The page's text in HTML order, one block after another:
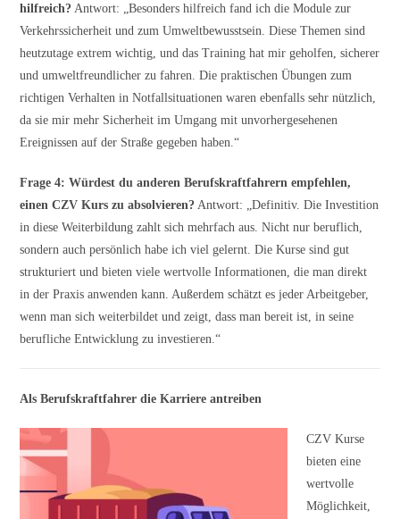
hilfreich? Antwort: „Besonders hilfreich fand ich die Module zur
Verkehrssicherheit und zum Umweltbewusstsein. Diese Themen sind
heutzutage extrem wichtig, und das Training hat mir geholfen, sicherer
und umweltfreundlicher zu fahren. Die praktischen Übungen zum
richtigen Verhalten in Notfallsituationen waren ebenfalls sehr nützlich,
da sie mir mehr Sicherheit im Umgang mit unvorhergesehenen
Ereignissen auf der Straße gegeben haben.“
Frage 4: Würdest du anderen Berufskraftfahrern empfehlen,
einen CZV Kurs zu absolvieren? Antwort: „Definitiv. Die Investition
in diese Weiterbildung zahlt sich mehrfach aus. Nicht nur beruflich,
sondern auch persönlich habe ich viel gelernt. Die Kurse sind gut
strukturiert und bieten viele wertvolle Informationen, die man direkt
in der Praxis anwenden kann. Außerdem schätzt es jeder Arbeitgeber,
wenn man sich weiterbildet und zeigt, dass man bereit ist, in seine
berufliche Entwicklung zu investieren.“
Als Berufskraftfahrer die Karriere antreiben
CZV Kurse
bieten eine
wertvolle
Möglichkeit,